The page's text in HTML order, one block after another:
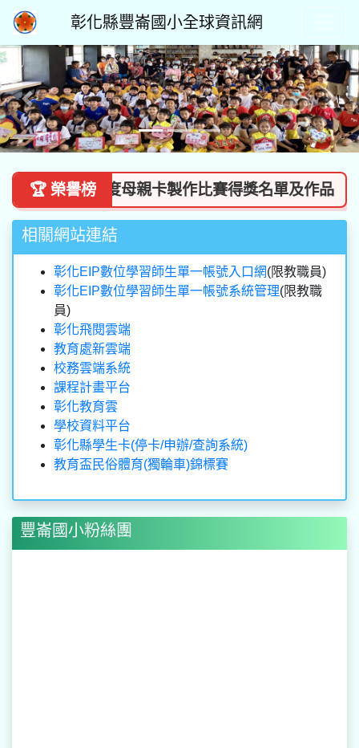
彰化縣豐崙國小全球資訊網
Previous Next
🏆 榮譽榜
小114學年度母親卡製作比賽得獎名單及作品
相關網站連結
彰化EIP數位學習師生單一帳號入口網(限教職員)
彰化EIP數位學習師生單一帳號系統管理(限教職
員)
彰化飛閱雲端
教育處新雲端
校務雲端系統
課程計畫平台
彰化教育雲
學校資料平台
彰化縣學生卡(停卡/申辦/查詢系統)
教育盃民俗體育(獨輪車)錦標賽
豐崙國小粉絲團